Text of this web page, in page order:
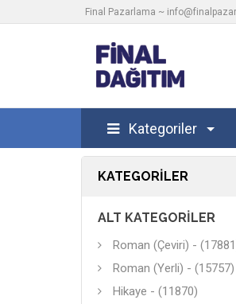
Final Pazarlama ~
Kategoriler
KATEGORILER
ALT KATEGORILER
Roman (Çeviri) -
Roman (Yerli) - (15757)
Hikaye - (11870)